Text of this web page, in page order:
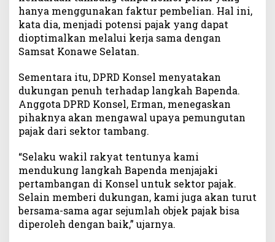
hanya menggunakan faktur pembelian. Hal ini,
kata dia, menjadi potensi pajak yang dapat
dioptimalkan melalui kerja sama dengan
Samsat Konawe Selatan.
Sementara itu, DPRD Konsel menyatakan
dukungan penuh terhadap langkah Bapenda.
Anggota DPRD Konsel, Erman, menegaskan
pihaknya akan mengawal upaya pemungutan
pajak dari sektor tambang.
“Selaku wakil rakyat tentunya kami
mendukung langkah Bapenda menjajaki
pertambangan di Konsel untuk sektor pajak.
Selain memberi dukungan, kami juga akan turut
bersama-sama agar sejumlah objek pajak bisa
diperoleh dengan baik,” ujarnya.